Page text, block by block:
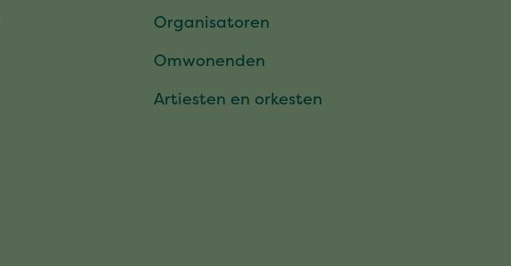
Organisatoren
Omwonenden
Artiesten en orkesten